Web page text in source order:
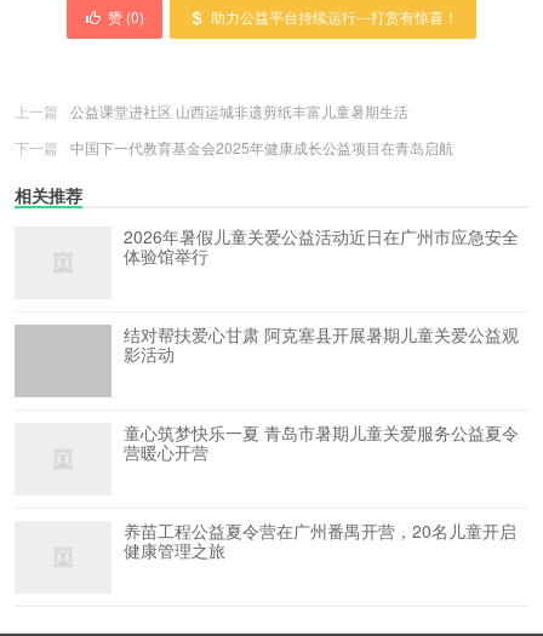
赞 (0) 助力公益平台持续运行---打赏有惊喜！
上一篇
公益课堂进社区 山西运城非遗剪纸丰富儿童暑期生活
下一篇
中国下一代教育基金会2025年健康成长公益项目在青岛启航
相关推荐
2026年暑假儿童关爱公益活动近日在广州市应急安全
体验馆举行
结对帮扶爱心甘肃 阿克塞县开展暑期儿童关爱公益观
影活动
童心筑梦快乐一夏 青岛市暑期儿童关爱服务公益夏令
营暖心开营
养苗工程公益夏令营在广州番禺开营，20名儿童开启
健康管理之旅